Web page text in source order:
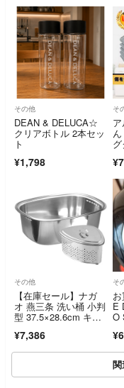
その他
DEAN & DELUCA☆
クリアボトル 2本セッ
ト
¥1,798
そ
その他
【在庫セール】ナガ
オ 燕三条 洗い桶 小判
型 37.5×28.6cm キッ
¥7,386
そ
E
O